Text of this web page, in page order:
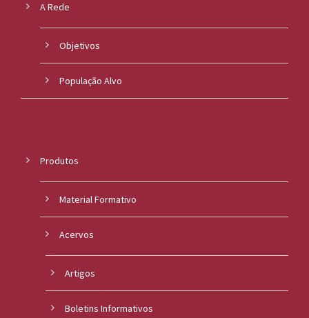
A Rede
Objetivos
População Alvo
Produtos
Material Formativo
Acervos
Artigos
Boletins Informativos